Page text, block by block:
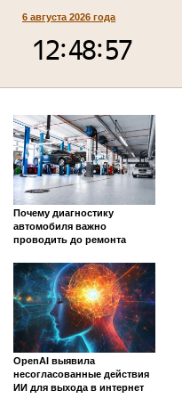
6 августа 2026 года
Почему диагностику
автомобиля важно
проводить до ремонта
OpenAI выявила
несогласованные действия
ИИ для выхода в интернет